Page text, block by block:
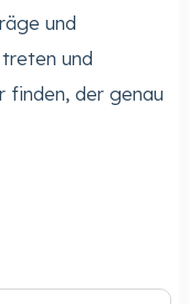
und
und
finden, der genau